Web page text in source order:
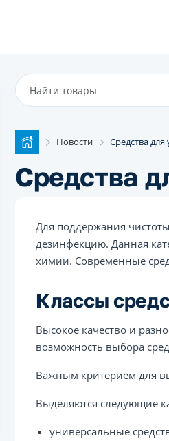
Новости Средства
Средства
Для поддержания
дезинфекцию. Данная
химии. Современные
Классы
Высокое качество и
возможность выбора
Важным критерием для
Выделяются следующие
универсальные